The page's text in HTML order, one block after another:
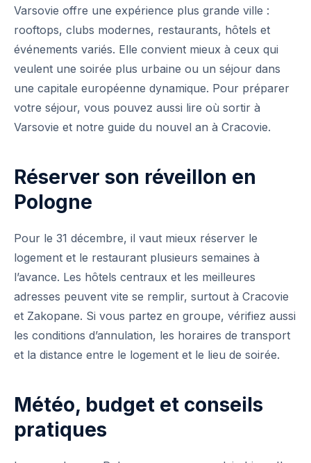
Varsovie offre une expérience plus grande ville :
rooftops, clubs modernes, restaurants, hôtels et
événements variés. Elle convient mieux à ceux qui
veulent une soirée plus urbaine ou un séjour dans
une capitale européenne dynamique. Pour préparer
votre séjour, vous pouvez aussi lire où sortir à
Varsovie et notre guide du nouvel an à Cracovie.
Réserver son réveillon en
Pologne
Pour le 31 décembre, il vaut mieux réserver le
logement et le restaurant plusieurs semaines à
l’avance. Les hôtels centraux et les meilleures
adresses peuvent vite se remplir, surtout à Cracovie
et Zakopane. Si vous partez en groupe, vérifiez aussi
les conditions d’annulation, les horaires de transport
et la distance entre le logement et le lieu de soirée.
Météo, budget et conseils
pratiques